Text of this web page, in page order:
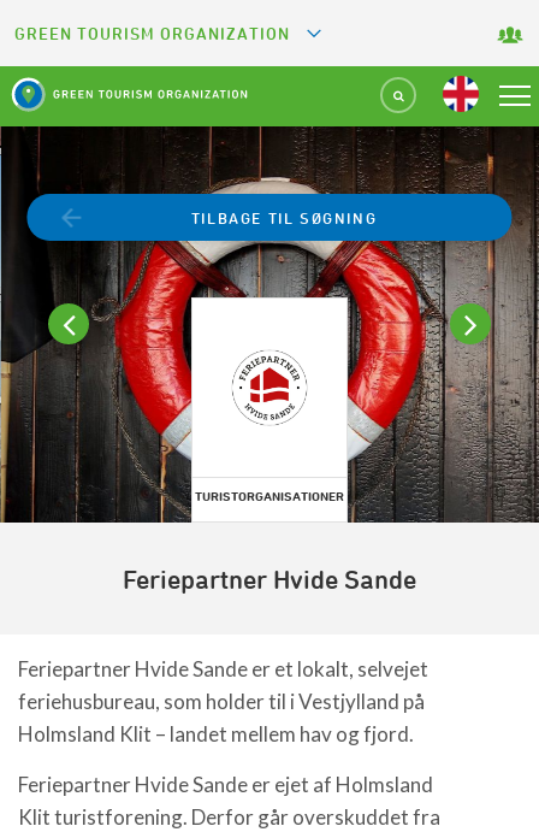
GREEN TOURISM ORGANIZATION
GREEN KEY
GREEN RESTAURANT
GREEN SPORT FACILITY
GREEN CAMPING
GREEN ATTRACTION
TURISTORGANISATIONER
TILBAGE TIL SØGNING
Feriepartner Hvide Sande
Feriepartner Hvide Sande er et lokalt, selvejet
feriehusbureau, som holder til i Vestjylland på
Holmsland Klit – landet mellem hav og fjord.
Feriepartner Hvide Sande er ejet af Holmsland
Klit turistforening. Derfor går overskuddet fra